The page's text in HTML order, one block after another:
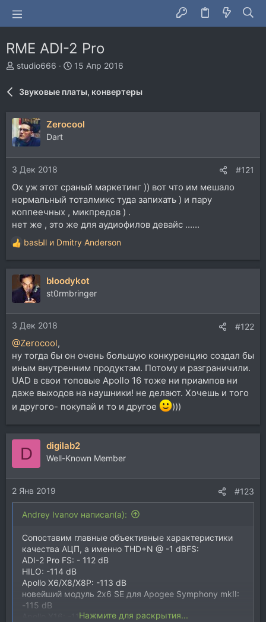
RME ADI-2 Pro
А
т
р
т
е
м
studio666
Д
н
а
15 Апр 2016
Звуковые платы, конвертеры
Zerocool
Dart
3 Дек 2018 #121
Ох уж этот сраный маркетинг )) вот что им мешало
нормальный тоталмикс туда запихать ) и пару
коппеечных , микпредов ) .
нет же , это же для аудиофилов девайс ......
Р
е
а
ц
и
и
:
basЫl и Dmitry Anderson
bloodykot
st0rmbringer
3 Дек 2018 #122
@Zerocool,
ну тогда бы он очень большую конкуренцию создал бы
иным внутренним продуктам. Потому и разграничили.
UAD в свои топовые Apollo 16 тоже ни приампов ни
даже выходов на наушники! не делают. Хочешь и того
и другого- покупай и то и другое
)))
D digilab2
Well-Known Member
2 Янв 2019 #123
Andrey Ivanov написал(а):
Сопоставим главные объективные характеристики
качества АЦП, а именно THD+N @ -1 dBFS:
ADI-2 Pro FS: - 112 dB
HILO: -114 dB
Apollo X6/X8/X8P: -113 dB
новейший модуль 2x6 SE для Apogee Symphony mkII:
-115 dB
Apollo X16: -115 dBНажмите для раскрытия...